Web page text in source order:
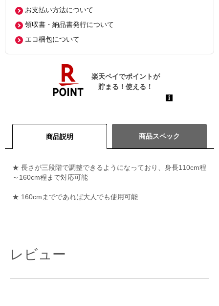
お支払い方法について
領収書・納品書発行について
エコ梱包について
商品説明 商品スペック
★ 長さが三段階で調整できるようになっており、身長110cm程
～160cm程まで対応可能
★ 160cmまでであれば大人でも使用可能
レビュー